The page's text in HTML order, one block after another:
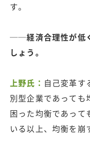
す。
──経済合理性が低
しょう。
上野氏： 自己変革す
別型企業であっても
困った均衡であって
いる以上、均衡を崩